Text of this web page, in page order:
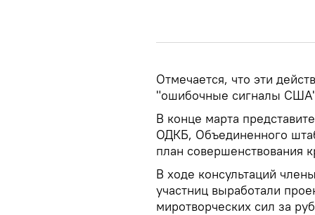
Отмечается, что эти
"ошибочные сигналы США"
В конце марта
ОДКБ, Объединенного
план совершенствования
В ходе консультаций
участниц выработали
миротворческих сил за